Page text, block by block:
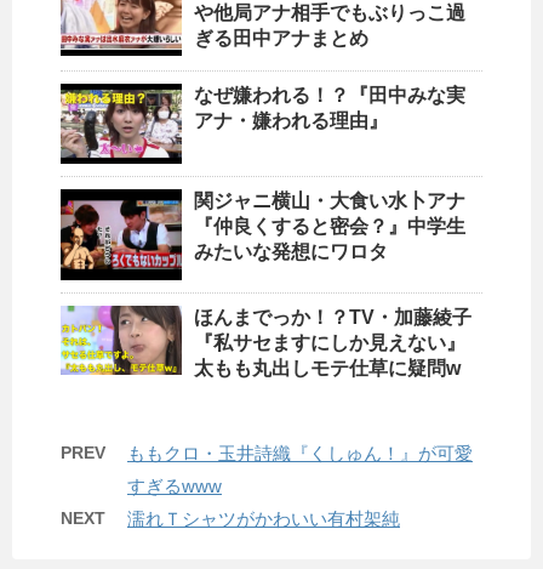
や他局アナ相手でもぶりっこ過
ぎる田中アナまとめ
なぜ嫌われる！？『田中みな実
アナ・嫌われる理由』
関ジャニ横山・大食い水卜アナ
『仲良くすると密会？』中学生
みたいな発想にワロタ
ほんまでっか！？TV・加藤綾子
『私サセますにしか見えない』
太もも丸出しモテ仕草に疑問w
PREV
ももクロ・玉井詩織『くしゅん！』が可愛
すぎるwww
NEXT 濡れＴシャツがかわいい有村架純